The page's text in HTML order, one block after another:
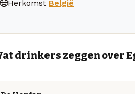
Herkomst België
drinkers zeggen over